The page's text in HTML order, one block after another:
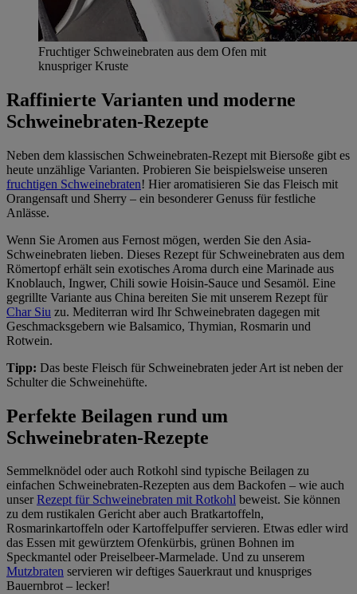
Fruchtiger Schweinebraten aus dem Ofen mit
knuspriger Kruste
Raffinierte Varianten und moderne
Schweinebraten-Rezepte
Neben dem klassischen Schweinebraten-Rezept mit Biersoße gibt es
heute unzählige Varianten. Probieren Sie beispielsweise unseren
fruchtigen Schweinebraten! Hier aromatisieren Sie das Fleisch mit
Orangensaft und Sherry – ein besonderer Genuss für festliche
Anlässe.
Wenn Sie Aromen aus Fernost mögen, werden Sie den Asia-
Schweinebraten lieben. Dieses Rezept für Schweinebraten aus dem
Römertopf erhält sein exotisches Aroma durch eine Marinade aus
Knoblauch, Ingwer, Chili sowie Hoisin-Sauce und Sesamöl. Eine
gegrillte Variante aus China bereiten Sie mit unserem Rezept für
Char Siu zu. Mediterran wird Ihr Schweinebraten dagegen mit
Geschmacksgebern wie Balsamico, Thymian, Rosmarin und
Rotwein.
Tipp: Das beste Fleisch für Schweinebraten jeder Art ist neben der
Schulter die Schweinehüfte.
Perfekte Beilagen rund um
Schweinebraten-Rezepte
Semmelknödel oder auch Rotkohl sind typische Beilagen zu
einfachen Schweinebraten-Rezepten aus dem Backofen – wie auch
unser Rezept für Schweinebraten mit Rotkohl beweist. Sie können
zu dem rustikalen Gericht aber auch Bratkartoffeln,
Rosmarinkartoffeln oder Kartoffelpuffer servieren. Etwas edler wird
das Essen mit gewürztem Ofenkürbis, grünen Bohnen im
Speckmantel oder Preiselbeer-Marmelade. Und zu unserem
Mutzbraten servieren wir deftiges Sauerkraut und knuspriges
Bauernbrot – lecker!